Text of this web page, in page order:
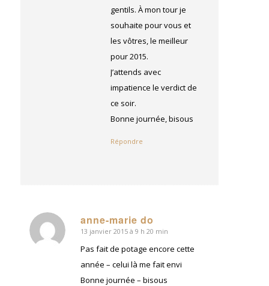
gentils. À mon tour je
souhaite pour vous et
les vôtres, le meilleur
pour 2015.
J’attends avec
impatience le verdict de
ce soir.
Bonne journée, bisous
Répondre
anne-marie do
dit
:
13 janvier 2015 à 9 h 20 min
Pas fait de potage encore cette
année – celui là me fait envi
Bonne journée – bisous